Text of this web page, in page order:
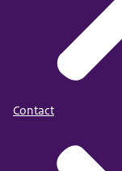
Contact